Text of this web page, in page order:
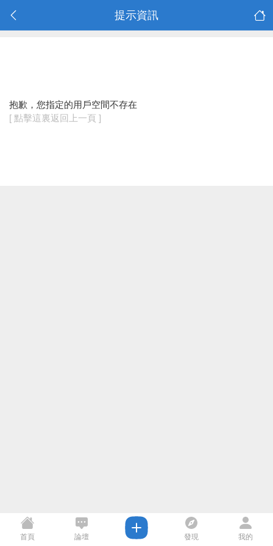
提示資訊
抱歉，您指定的用戶空間不存在
[ 點擊這裏返回上一頁 ]
首頁 論壇 發現 我的